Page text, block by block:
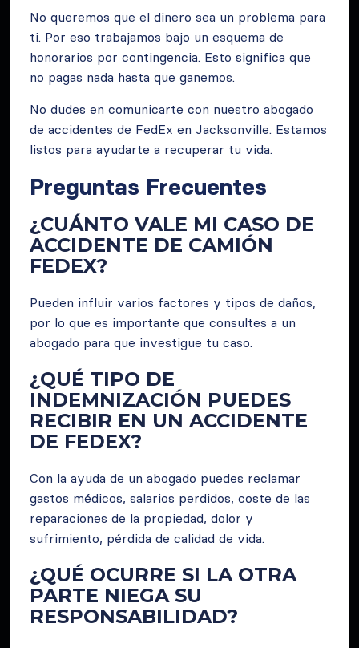
No queremos que el dinero sea un problema para
ti. Por eso trabajamos bajo un esquema de
honorarios por contingencia. Esto significa que
no pagas nada hasta que ganemos.
No dudes en comunicarte con nuestro abogado
de accidentes de FedEx en Jacksonville. Estamos
listos para ayudarte a recuperar tu vida.
Preguntas Frecuentes
¿CUÁNTO VALE MI CASO DE
ACCIDENTE DE CAMIÓN
FEDEX?
Pueden influir varios factores y tipos de daños,
por lo que es importante que consultes a un
abogado para que investigue tu caso.
¿QUÉ TIPO DE
INDEMNIZACIÓN PUEDES
RECIBIR EN UN ACCIDENTE
DE FEDEX?
Con la ayuda de un abogado puedes reclamar
gastos médicos, salarios perdidos, coste de las
reparaciones de la propiedad, dolor y
sufrimiento, pérdida de calidad de vida.
¿QUÉ OCURRE SI LA OTRA
PARTE NIEGA SU
RESPONSABILIDAD?